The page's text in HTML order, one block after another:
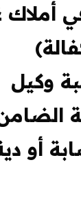
أملاك
وكيل
أو